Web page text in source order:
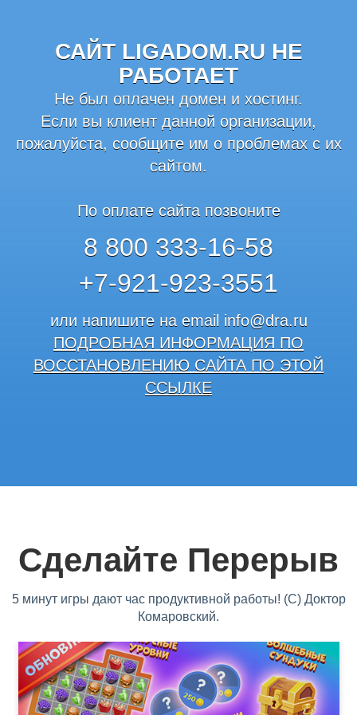
САЙТ LIGADOM.RU НЕ
РАБОТАЕТ
Не был оплачен домен и хостинг.
Если вы клиент данной организации,
пожалуйста, сообщите им о проблемах с их
сайтом.
По оплате сайта позвоните
8 800 333-16-58
+7-921-923-3551
или напишите на email info@dra.ru
ПОДРОБНАЯ ИНФОРМАЦИЯ ПО
ВОССТАНОВЛЕНИЮ САЙТА ПО ЭТОЙ
ССЫЛКЕ
Сделайте Перерыв
5 минут игры дают час продуктивной работы! (С) Доктор
Комаровский.